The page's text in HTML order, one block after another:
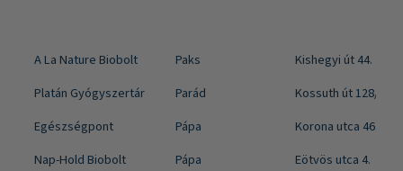
A La Nature Biobolt Paks
Kishegyi út 44.
Platán Gyógyszertár
Parád
Kossuth út 128/A
Egészségpont
Pápa
Korona utca 46.
Nap-Hold Biobolt
Pápa
Eötvös utca 4.